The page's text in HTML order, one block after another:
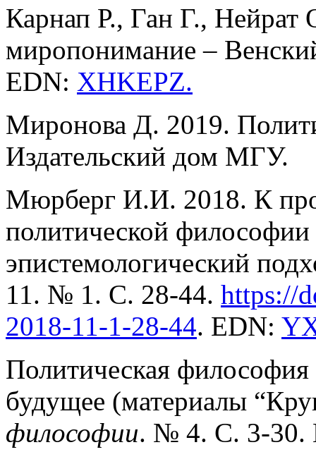
Карнап Р., Ган Г., Нейрат
миропонимание –
EDN: XHKEPZ.
Миронова Д. 2019.
Издательский дом МГУ.
Мюрберг И.И. 2018. К
политической
эпистемологический
11. № 1. С. 28-44. https://
2018-11-1-28-44. EDN:
Политическая
будущее (материалы
философии. № 4. С. 3-30.